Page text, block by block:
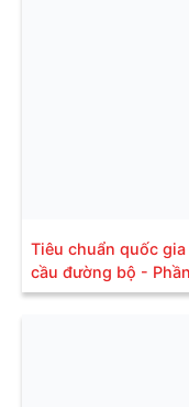
Tiêu chuẩn quốc gia
cầu đường bộ -